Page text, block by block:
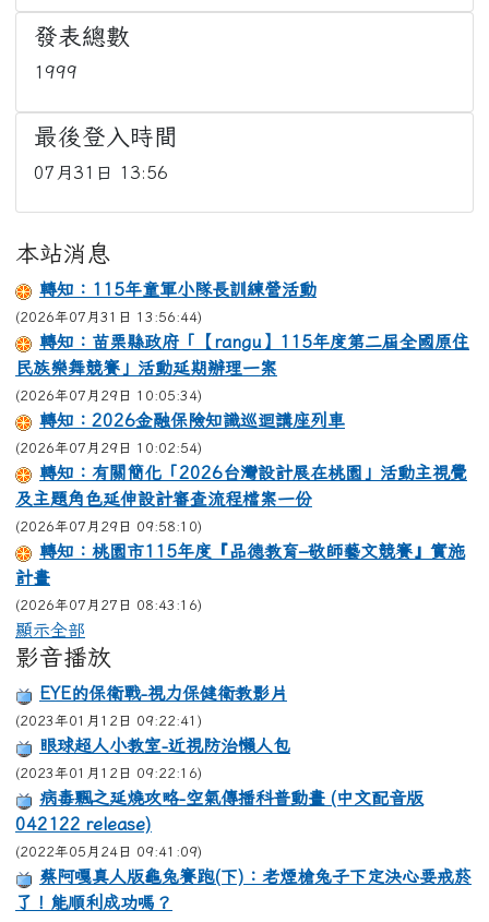
發表總數
1999
最後登入時間
07月31日 13:56
本站消息
轉知：115年童軍小隊長訓練營活動
(2026年07月31日 13:56:44)
轉知：苗栗縣政府「【rangu】115年度第二屆全國原住
民族樂舞競賽」活動延期辦理一案
(2026年07月29日 10:05:34)
轉知：2026金融保險知識巡迴講座列車
(2026年07月29日 10:02:54)
轉知：有關簡化「2026台灣設計展在桃園」活動主視覺
及主題角色延伸設計審查流程檔案一份
(2026年07月29日 09:58:10)
轉知：桃園市115年度『品德教育–敬師藝文競賽』實施
計畫
(2026年07月27日 08:43:16)
顯示全部
影音播放
EYE的保衛戰-視力保健衛教影片
(2023年01月12日 09:22:41)
眼球超人小教室-近視防治懶人包
(2023年01月12日 09:22:16)
病毒飄之延燒攻略-空氣傳播科普動畫 (中文配音版
042122 release)
(2022年05月24日 09:41:09)
蔡阿嘎真人版龜兔賽跑(下)：老煙槍兔子下定決心要戒菸
了！能順利成功嗎？